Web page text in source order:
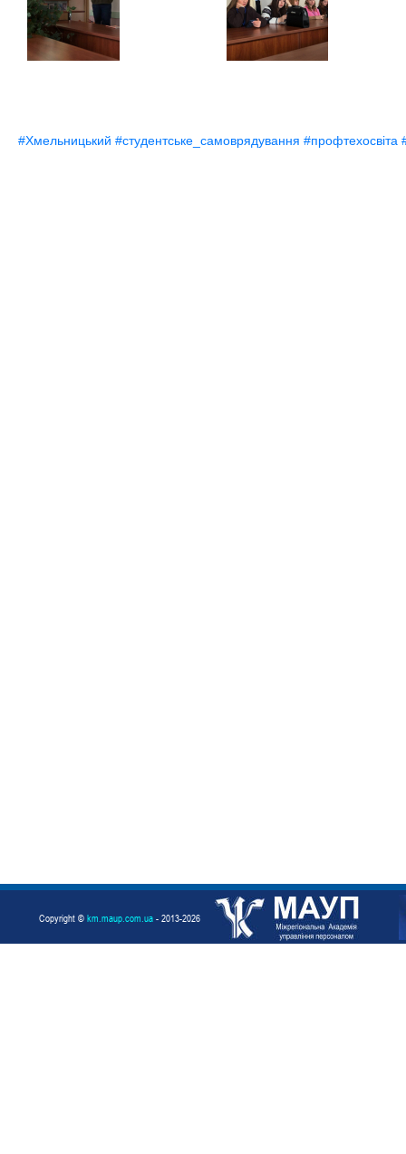
#Хмельницький #студентське_самоврядування #профтехосвіта
Copyright © km.maup.com.ua - 2013-2026